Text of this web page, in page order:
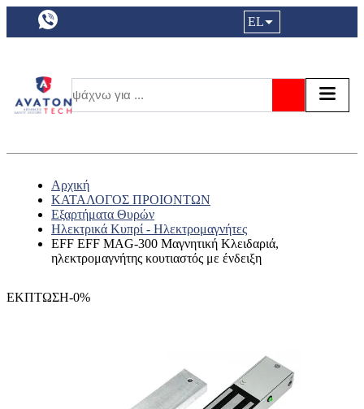
a11y.languageSelection:
EL
Αρχική
ΚΑΤΑΛΟΓΟΣ ΠΡΟΙΟΝΤΩΝ
Εξαρτήματα Θυρών
Ηλεκτρικά Κυπρί - Ηλεκτρομαγνήτες
EFF EFF MAG-300 Μαγνητική Κλειδαριά,
ηλεκτρομαγνήτης κουτιαστός με ένδειξη
ΕΚΠΤΩΣΗ-0%